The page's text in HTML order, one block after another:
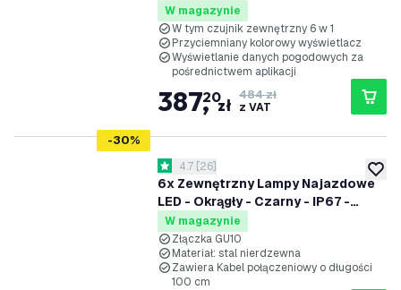
Deszczomierz – Bezprzewodowy
Czujnik Zewnętrzny – Kolorowy
Wyświetlacz 7,3'' – Do Użytku
Wewnątrz i na Zewnątrz
W magazynie
W tym czujnik zewnętrzny 6 w 1
Przyciemniany kolorowy wyświetlacz
Wyświetlanie danych pogodowych za
pośrednictwem aplikacji
387,
20zł 484 zł
z VAT
dodaj
-30%
6x Zewnętrzny Lampy Najazdowe
LED - Okrągły - Czarny - IP67 -
Gniazdo GU10 - Kabel zasilający 1
metr
otwórz panel recenzji
4.7 Gwiazdki oceny
4.7 [26]
W magazynie
Złączka GU10
Materiał: stal nierdzewna
Zawiera Kabel połączeniowy o długości
100 cm